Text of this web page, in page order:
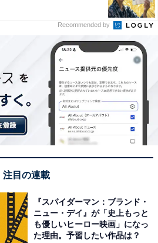
Recommended by
注目の連載
『スパイダーマン：ブランド・
ニュー・デイ』が「史上もっと
も優しいヒーロー映画」になっ
た理由。予習したい作品は？